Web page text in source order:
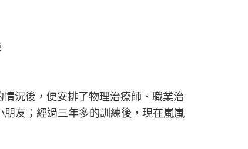
況後，便安排了物理治療師、職業治
友；經過三年多的訓練後，現在嵐嵐